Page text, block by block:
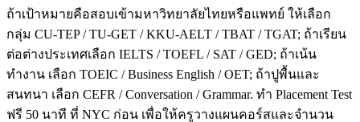
ถ้าเป้าหมายคือสอบเข้ามหาวิทยาลัยไทยหรือแพทย์ ให้เลือก
กลุ่ม CU-TEP / TU-GET / KKU-AELT / TBAT / TGAT; ถ้าเรียน
ต่อต่างประเทศเลือก IELTS / TOEFL / SAT / GED; ถ้าเน้น
ทำงาน เลือก TOEIC / Business English / OET; ถ้าปูพื้นและ
สนทนา เลือก CEFR / Conversation / Grammar. ทำ Placement Test
ฟรี 50 นาที ที่ NYC ก่อน เพื่อให้ครูวางแผนคอร์สและจำนวน